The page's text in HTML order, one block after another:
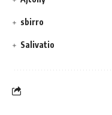
sbirro
Salivatio